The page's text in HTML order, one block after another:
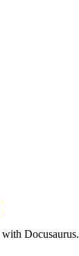
Docusaurus.